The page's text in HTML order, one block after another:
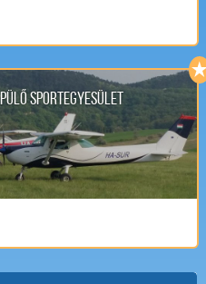
Sportegyesület